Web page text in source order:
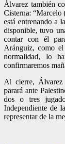
Álvarez también
Cisterna: “Marcelo
está entrenando a
disponible, tuvo
contar con él
Aránguiz, como
normalidad, lo
confirmaremos
Al cierre,
parará ante
dos o tres
Independiente de
representar de la